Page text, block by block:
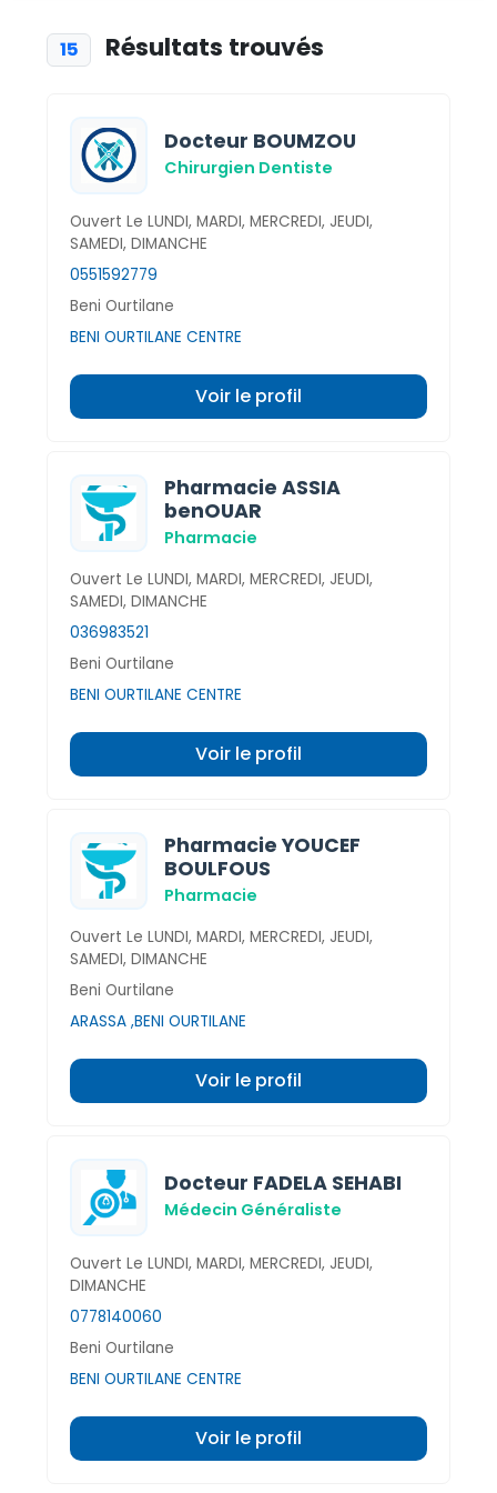
15 Résultats trouvés
Docteur BOUMZOU
Chirurgien Dentiste
Ouvert Le LUNDI, MARDI, MERCREDI, JEUDI,
SAMEDI, DIMANCHE
0551592779
Beni Ourtilane
BENI OURTILANE CENTRE
Voir le profil
Pharmacie ASSIA
benOUAR
Pharmacie
Ouvert Le LUNDI, MARDI, MERCREDI, JEUDI,
SAMEDI, DIMANCHE
036983521
Beni Ourtilane
BENI OURTILANE CENTRE
Voir le profil
Pharmacie YOUCEF
BOULFOUS
Pharmacie
Ouvert Le LUNDI, MARDI, MERCREDI, JEUDI,
SAMEDI, DIMANCHE
Beni Ourtilane
ARASSA ,BENI OURTILANE
Voir le profil
Docteur FADELA SEHABI
Médecin Généraliste
Ouvert Le LUNDI, MARDI, MERCREDI, JEUDI,
DIMANCHE
0778140060
Beni Ourtilane
BENI OURTILANE CENTRE
Voir le profil